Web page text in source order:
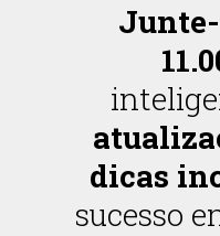
dicas
sucesso